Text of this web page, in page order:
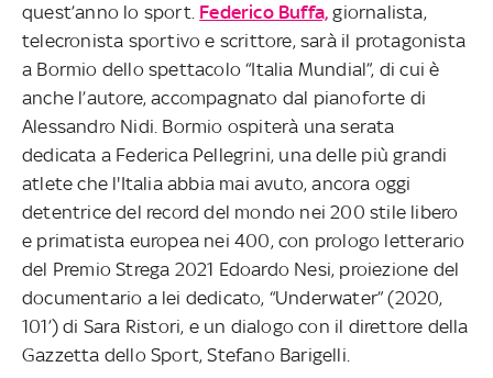
quest’anno lo sport. Federico Buffa, giornalista,
telecronista sportivo e scrittore, sarà il protagonista
a Bormio dello spettacolo “Italia Mundial”, di cui è
anche l’autore, accompagnato dal pianoforte di
Alessandro Nidi. Bormio ospiterà una serata
dedicata a Federica Pellegrini, una delle più grandi
atlete che l'Italia abbia mai avuto, ancora oggi
detentrice del record del mondo nei 200 stile libero
e primatista europea nei 400, con prologo letterario
del Premio Strega 2021 Edoardo Nesi, proiezione del
documentario a lei dedicato, “Underwater” (2020,
101’) di Sara Ristori, e un dialogo con il direttore della
Gazzetta dello Sport, Stefano Barigelli.